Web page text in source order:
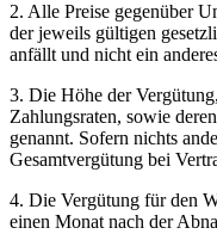
2. Alle Preise gegenüber
der jeweils gültigen
anfällt und nicht ein
3. Die Höhe der
Zahlungsraten, sowie
genannt. Sofern nichts
Gesamtvergütung bei
4. Die Vergütung für den
einen Monat nach der